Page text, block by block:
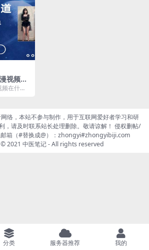
视频，
原创，
在什么
络，本站不参与制作，用于互联网爱好者学习和研
，请及时联系站长处理删除。敬请谅解！ 侵权删帖/
箱（#替换成@）：zhongyi#zhongyibiji.com
2021 中医笔记- All rights reserved
分类 服务器推荐 我的